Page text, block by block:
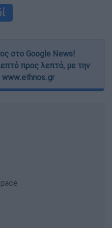
στο Google News!
προς λεπτό, με την